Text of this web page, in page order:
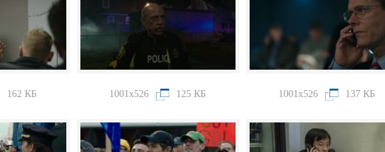
162 КБ 1001x526 125 КБ 1001x526 137 КБ